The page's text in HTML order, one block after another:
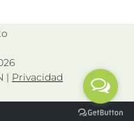
| Privacidad